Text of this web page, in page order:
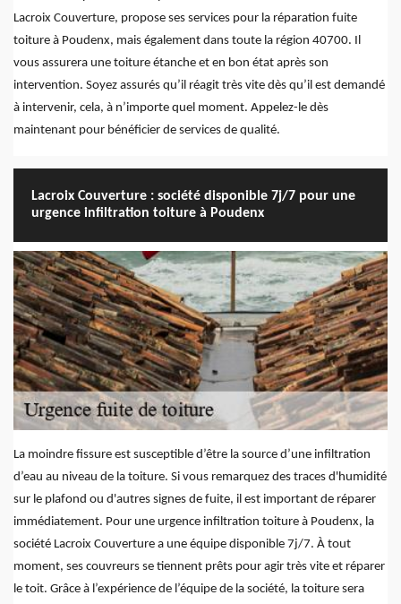
Lacroix Couverture, propose ses services pour la réparation fuite
toiture à Poudenx, mais également dans toute la région 40700. Il
vous assurera une toiture étanche et en bon état après son
intervention. Soyez assurés qu’il réagit très vite dès qu’il est demandé
à intervenir, cela, à n’importe quel moment. Appelez-le dès
maintenant pour bénéficier de services de qualité.
Lacroix Couverture : société disponible 7j/7 pour une
urgence infiltration toiture à Poudenx
La moindre fissure est susceptible d’être la source d’une infiltration
d’eau au niveau de la toiture. Si vous remarquez des traces d'humidité
sur le plafond ou d'autres signes de fuite, il est important de réparer
immédiatement. Pour une urgence infiltration toiture à Poudenx, la
société Lacroix Couverture a une équipe disponible 7j/7. À tout
moment, ses couvreurs se tiennent prêts pour agir très vite et réparer
le toit. Grâce à l’expérience de l’équipe de la société, la toiture sera